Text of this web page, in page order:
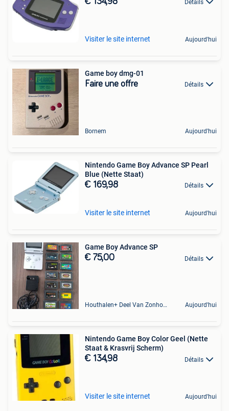
Détails
Visiter le site internet Aujourd'hui
Game boy dmg-01
Faire une offre Détails
Bornem Aujourd'hui
Nintendo Game Boy Advance SP Pearl
Blue (Nette Staat)
€ 169,98 Détails
Visiter le site internet Aujourd'hui
Game Boy Advance SP
€ 75,00 Détails
Houthalen+ Deel Van Zonhoven En Zolder Aujourd'hui
Nintendo Game Boy Color Geel (Nette
Staat & Krasvrij Scherm)
€ 134,98 Détails
Visiter le site internet Aujourd'hui